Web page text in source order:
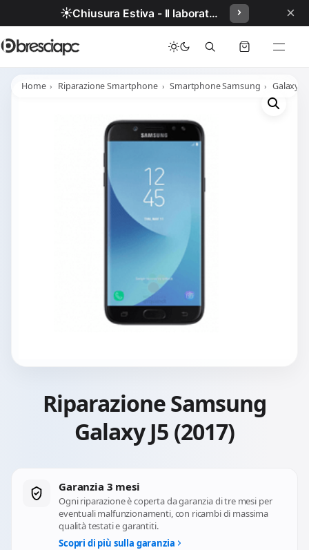
☀️ Chiusura Estiva - Il laboratorio resterà chiuso per ferie dal 29/06/2026 al 05/07/2026 compresi. ×
Home Riparazione Smartphone Smartphone Samsung Galaxy J
Riparazione Samsung
Galaxy J5 (2017)
Garanzia 3 mesi
Ogni riparazione è coperta da garanzia di tre mesi per
eventuali malfunzionamenti, con ricambi di massima
qualità testati e garantiti.
Scopri di più sulla garanzia